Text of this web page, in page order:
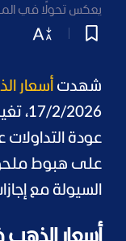
يعكس تحولًا في
شهدت أسعار
17/2/
عودة
السيولة مع
أسعار الذهب